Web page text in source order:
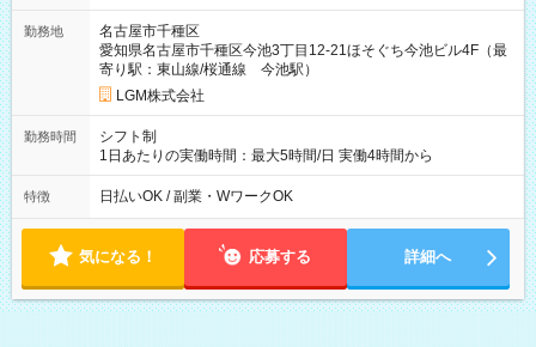
勤務地
名古屋市千種区
愛知県名古屋市千種区今池3丁目12-21ほそぐち今池ビル4F（最
寄り駅：東山線/桜通線 今池駅）
LGM株式会社
勤務時間
シフト制
1日あたりの実働時間：最大5時間/日 実働4時間から
特徴 日払いOK / 副業・WワークOK
気になる！ 応募する 詳細へ